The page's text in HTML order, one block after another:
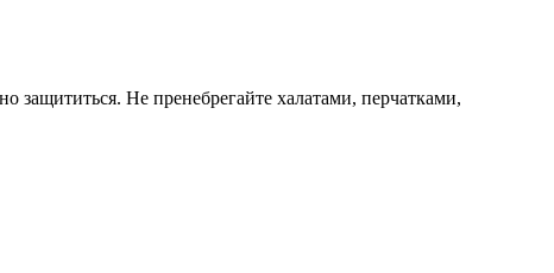
защититься. Не пренебрегайте халатами, перчатками,